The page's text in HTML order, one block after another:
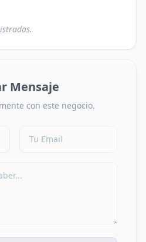
Mensaje
con este negocio.